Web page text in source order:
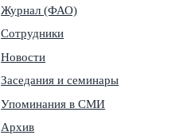
Журнал (ФАО)
Сотрудники
Новости
Заседания и семинары
Упоминания в СМИ
Архив